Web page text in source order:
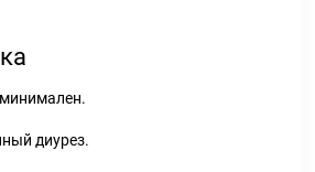
диурез.